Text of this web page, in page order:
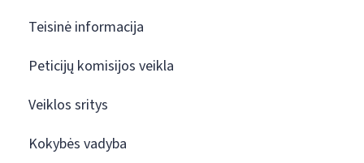
Teisinė informacija
Peticijų komisijos veikla
Veiklos sritys
Kokybės vadyba